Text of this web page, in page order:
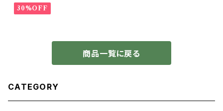
30%OFF
商品一覧に戻る
CATEGORY